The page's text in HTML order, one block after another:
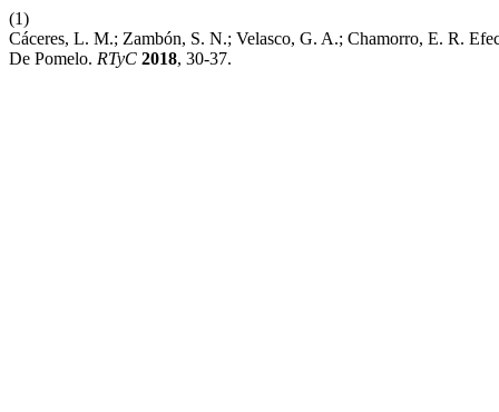
(1)
Cáceres, L. M.; Zambón, S. N.; Velasco, G. A.; Chamorro, E. R.
De Pomelo. RTyC 2018, 30-37.